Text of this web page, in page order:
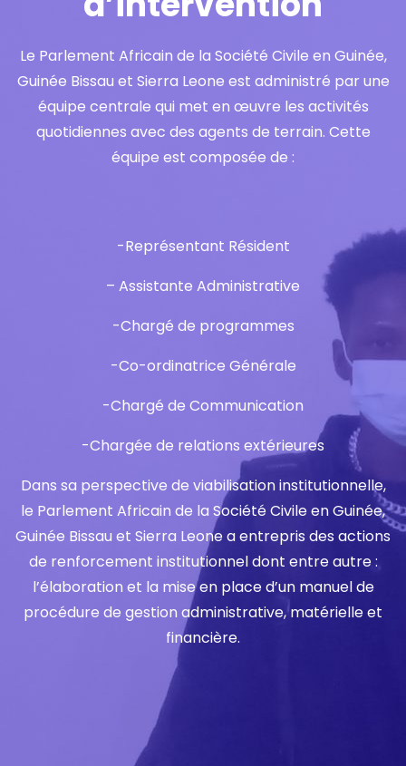
Le Parlement Africain de la Société Civile en Guinée,
Guinée Bissau et Sierra Leone est administré par une
équipe centrale qui met en œuvre les activités
quotidiennes avec des agents de terrain. Cette
équipe est composée de :
-Représentant Résident
– Assistante Administrative
-Chargé de programmes
-Co-ordinatrice Générale
-Chargé de Communication
-Chargée de relations extérieures
Dans sa perspective de viabilisation institutionnelle,
le Parlement Africain de la Société Civile en Guinée,
Guinée Bissau et Sierra Leone a entrepris des actions
de renforcement institutionnel dont entre autre :
l’élaboration et la mise en place d’un manuel de
procédure de gestion administrative, matérielle et
financière.